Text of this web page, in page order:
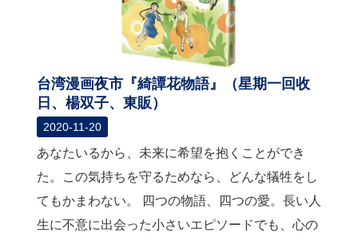
台湾漫画夜市『綺譚花物語』（星期一回收
日、楊双子、東販）
2020-11-20
あなたいるから、未来に希望を抱くことができ
た。この気持ちを守るためなら、どんな犠牲をし
てもかまわない。 四つの物語、四つの愛。長い人
生に不意に出会った小さいエピソードでも、心の